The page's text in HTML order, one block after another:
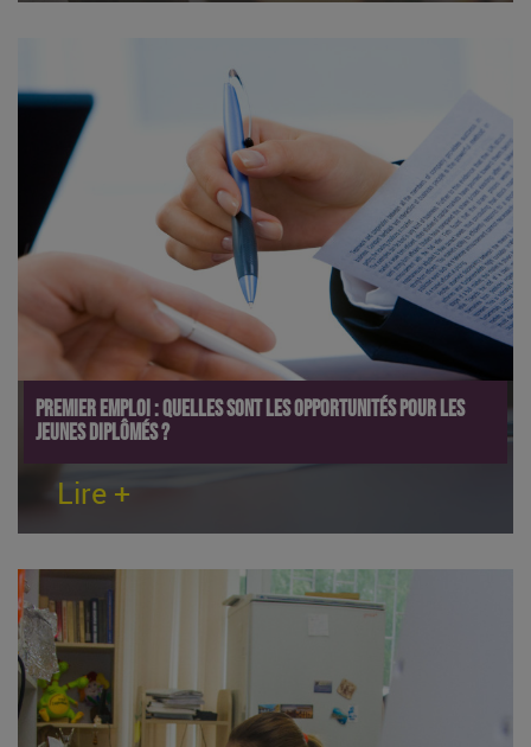
Premier emploi : quelles sont les opportunités pour les
jeunes diplômés ?
Lire +